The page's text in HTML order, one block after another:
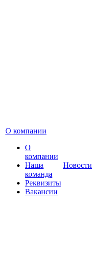
О компании
О
компании
Наша
команда
Реквизиты
Вакансии
Новости